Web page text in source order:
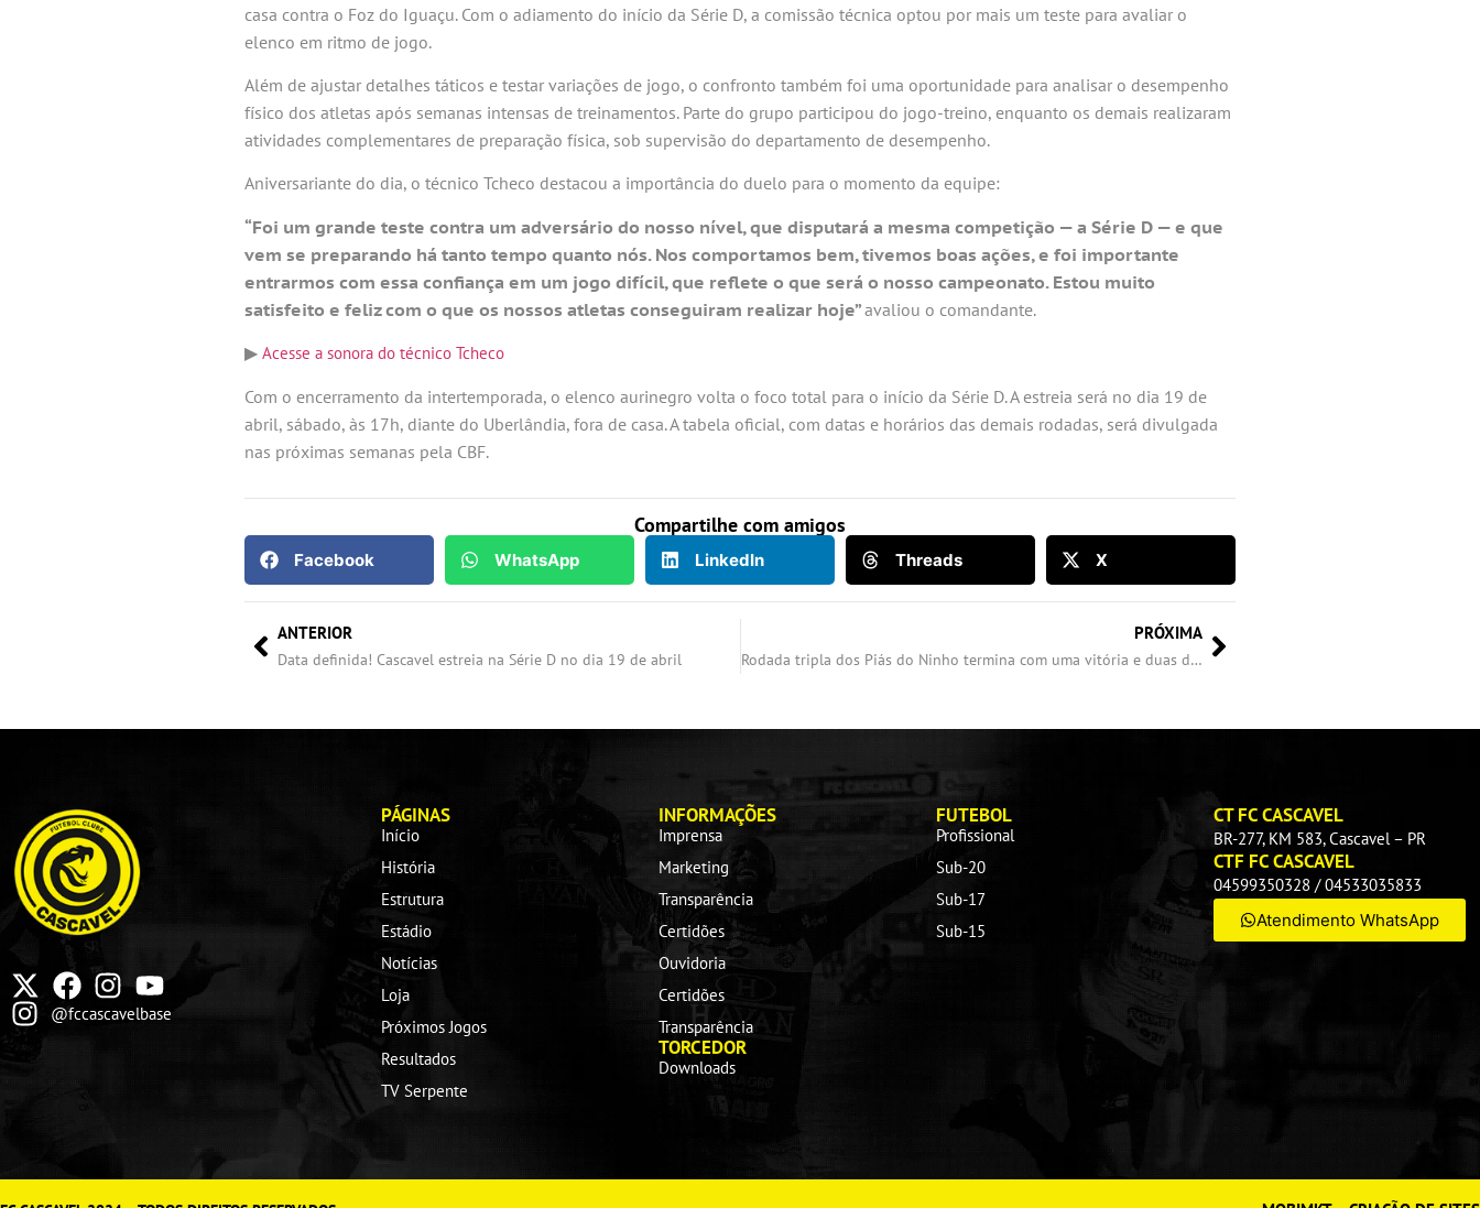
casa contra o Foz do Iguaçu. Com o adiamento do início da Série D, a comissão técnica optou por mais um teste para avaliar o
elenco em ritmo de jogo.
Além de ajustar detalhes táticos e testar variações de jogo, o confronto também foi uma oportunidade para analisar o desempenho
físico dos atletas após semanas intensas de treinamentos. Parte do grupo participou do jogo-treino, enquanto os demais realizaram
atividades complementares de preparação física, sob supervisão do departamento de desempenho.
Aniversariante do dia, o técnico Tcheco destacou a importância do duelo para o momento da equipe:
“Foi um grande teste contra um adversário do nosso nível, que disputará a mesma competição — a Série D — e que
vem se preparando há tanto tempo quanto nós. Nos comportamos bem, tivemos boas ações, e foi importante
entrarmos com essa confiança em um jogo difícil, que reflete o que será o nosso campeonato. Estou muito
satisfeito e feliz com o que os nossos atletas conseguiram realizar hoje”avaliou o comandante.
▶ Acesse a sonora do técnico Tcheco
Com o encerramento da intertemporada, o elenco aurinegro volta o foco total para o início da Série D. A estreia será no dia 19 de
abril, sábado, às 17h, diante do Uberlândia, fora de casa. A tabela oficial, com datas e horários das demais rodadas, será divulgada
nas próximas semanas pela CBF.
Compartilhe com amigos
Facebook WhatsApp LinkedIn Threads X
ANTERIOR
Data definida! Cascavel estreia na Série D no dia 19 de abril
PRÓXIMA
Rodada tripla dos Piás do Ninho termina com uma vitória e duas derrotas.
@fccascavelbase
PÁGINAS
Início
História
Estrutura
Estádio
Notícias
Loja
Próximos Jogos
Resultados
TV Serpente
INFORMAÇÕES
Imprensa
Marketing
Transparência
Certidões
Ouvidoria
Certidões
Transparência
TORCEDOR
Downloads
FUTEBOL
Profissional
Sub-20
Sub-17
Sub-15
CT FC CASCAVEL
BR-277, KM 583, Cascavel – PR
CTF FC CASCAVEL
04599350328 / 04533035833
Atendimento WhatsApp